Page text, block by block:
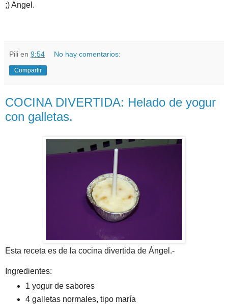
;) Angel.
Pili en 9:54 No hay comentarios:
Compartir
COCINA DIVERTIDA: Helado de yogur
con galletas.
Esta receta es de la cocina divertida de Ángel.-
Ingredientes:
1 yogur de sabores
4 galletas normales, tipo maría